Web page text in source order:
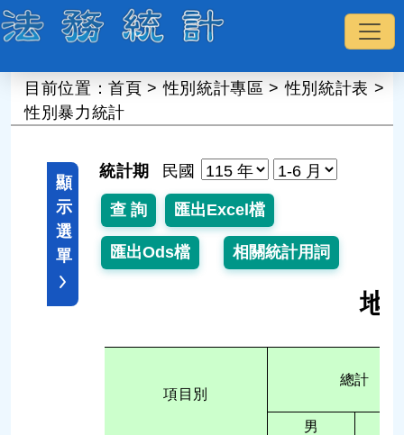
目前位置：首頁 >性別統計專區 >性別統計表 >
性別暴力統計
顯
示
選
單
統計期 民國
地
項目別
總計
男